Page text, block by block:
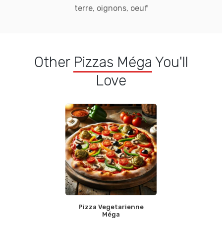
terre, oignons, oeuf
Other Pizzas Méga You'll
Love
Pizza Vegetarienne
Méga